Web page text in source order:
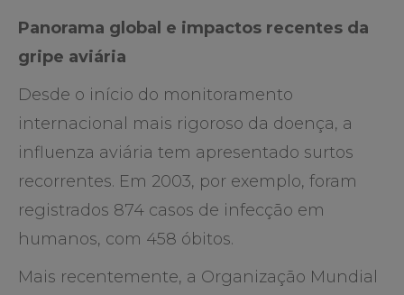
Panorama global e impactos recentes da
gripe aviária
Desde o início do monitoramento
internacional mais rigoroso da doença, a
influenza aviária tem apresentado surtos
recorrentes. Em 2003, por exemplo, foram
registrados 874 casos de infecção em
humanos, com 458 óbitos.
Mais recentemente, a Organização Mundial